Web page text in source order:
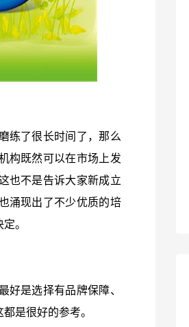
练了很长时间了，那么
构既然可以在市场上发
也不是告诉大家新成立
涌现出了不少优质的培
。
好是选择有品牌保障、
是很好的参考。